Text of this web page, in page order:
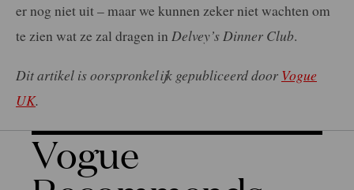
er nog niet uit – maar we kunnen zeker niet wachten om
te zien wat ze zal dragen in Delvey’s Dinner Club.
Dit artikel is oorspronkelijk gepubliceerd door Vogue
UK.
Vogue